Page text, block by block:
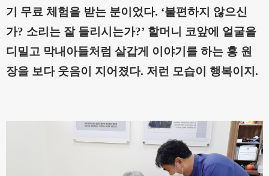
기 무료 체험을 받는 분이었다. ‘불편하지 않으신
가? 소리는 잘 들리시는가?’ 할머니 코앞에 얼굴을
디밀고 막내아들처럼 살갑게 이야기를 하는 홍 원
장을 보다 웃음이 지어졌다. 저런 모습이 행복이지 .